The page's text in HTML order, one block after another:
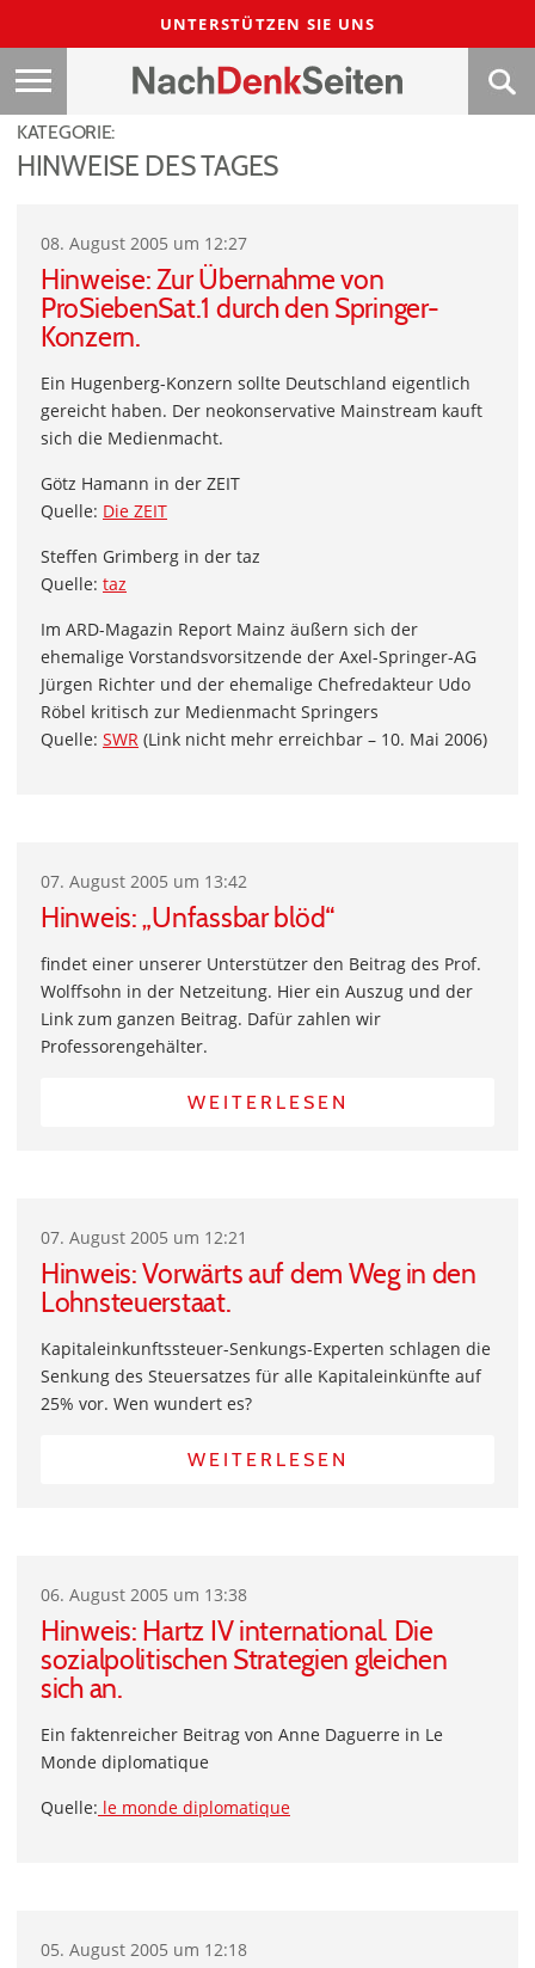
UNTERSTÜTZEN SIE UNS
KATEGORIE:
HINWEISE DES TAGES
08. August 2005 um 12:27
Hinweise: Zur Übernahme von
ProSiebenSat.1 durch den Springer-
Konzern.
Ein Hugenberg-Konzern sollte Deutschland eigentlich
gereicht haben. Der neokonservative Mainstream kauft
sich die Medienmacht.
Götz Hamann in der ZEIT
Quelle: Die ZEIT
Steffen Grimberg in der taz
Quelle: taz
Im ARD-Magazin Report Mainz äußern sich der
ehemalige Vorstandsvorsitzende der Axel-Springer-AG
Jürgen Richter und der ehemalige Chefredakteur Udo
Röbel kritisch zur Medienmacht Springers
Quelle: SWR (Link nicht mehr erreichbar – 10. Mai 2006)
07. August 2005 um 13:42
Hinweis: „Unfassbar blöd“
findet einer unserer Unterstützer den Beitrag des Prof.
Wolffsohn in der Netzeitung. Hier ein Auszug und der
Link zum ganzen Beitrag. Dafür zahlen wir
Professorengehälter.
WEITERLESEN
07. August 2005 um 12:21
Hinweis: Vorwärts auf dem Weg in den
Lohnsteuerstaat.
Kapitaleinkunftssteuer-Senkungs-Experten schlagen die
Senkung des Steuersatzes für alle Kapitaleinkünfte auf
25% vor. Wen wundert es?
WEITERLESEN
06. August 2005 um 13:38
Hinweis: Hartz IV international. Die
sozialpolitischen Strategien gleichen
sich an.
Ein faktenreicher Beitrag von Anne Daguerre in Le
Monde diplomatique
Quelle: le monde diplomatique
05. August 2005 um 12:18